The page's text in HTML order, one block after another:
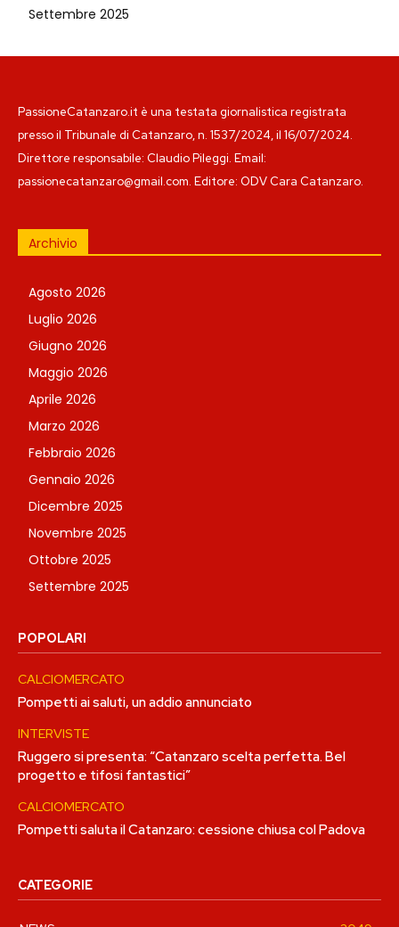
Settembre 2025
PassioneCatanzaro.it è una testata giornalistica registrata
presso il Tribunale di Catanzaro, n. 1537/2024, il 16/07/2024.
Direttore responsabile: Claudio Pileggi. Email:
passionecatanzaro@gmail.com. Editore: ODV Cara Catanzaro.
Archivio
Agosto 2026
Luglio 2026
Giugno 2026
Maggio 2026
Aprile 2026
Marzo 2026
Febbraio 2026
Gennaio 2026
Dicembre 2025
Novembre 2025
Ottobre 2025
Settembre 2025
POPOLARI
CALCIOMERCATO
Pompetti ai saluti, un addio annunciato
INTERVISTE
Ruggero si presenta: “Catanzaro scelta perfetta. Bel
progetto e tifosi fantastici”
CALCIOMERCATO
Pompetti saluta il Catanzaro: cessione chiusa col Padova
CATEGORIE